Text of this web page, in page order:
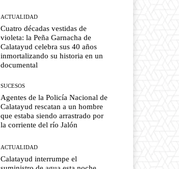
ACTUALIDAD
Cuatro décadas vestidas de
violeta: la Peña Garnacha de
Calatayud celebra sus 40 años
inmortalizando su historia en un
documental
SUCESOS
Agentes de la Policía Nacional de
Calatayud rescatan a un hombre
que estaba siendo arrastrado por
la corriente del río Jalón
ACTUALIDAD
Calatayud interrumpe el